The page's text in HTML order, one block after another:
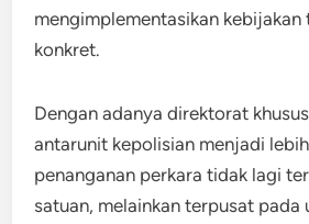
mengimplementasikan kebijakan
konkret.
Dengan adanya direktorat
antarunit kepolisian menjadi
penanganan perkara tidak lagi
satuan, melainkan terpusat pada